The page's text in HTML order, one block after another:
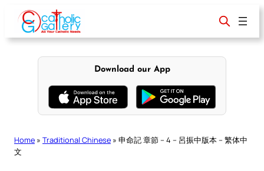
content
Download our App
Home » Traditional Chinese » 申命記 章節 – 4 – 呂振中版本 – 繁体中
文